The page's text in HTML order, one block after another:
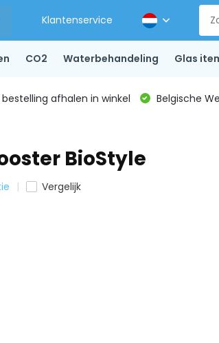
Klantenservice
CO2 Waterbehandeling Glas
afhalen in winkel Belgische
BioStyle
Vergelijk